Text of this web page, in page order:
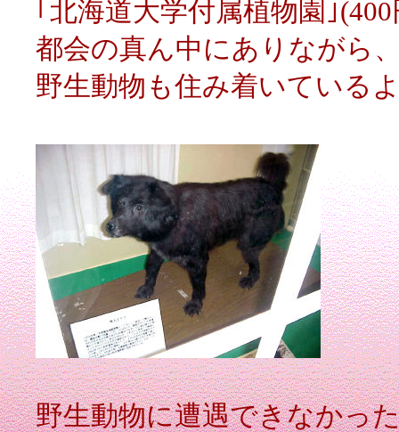
｢北海道大学付属植物園｣
都会の真ん中にありながら
野生動物も住み着いている
野生動物に遭遇できなかっ